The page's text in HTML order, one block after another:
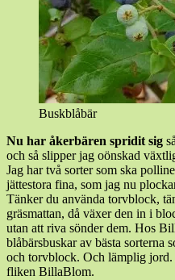
Buskblåbär
Nu har åkerbären spridit sig
och så slipper jag oönskad
Jag har två sorter som ska
jättestora fina, som jag nu
Tänker du använda torvblock,
gräsmattan, då växer den in i
utan att riva sönder dem. Hos
blåbärsbuskar av bästa sorterna
och torvblock. Och lämplig
fliken BillaBlom.